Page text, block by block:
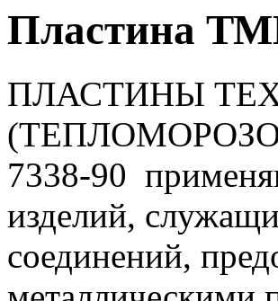
Пластина
ПЛАСТИНЫ
7338-90
изделий,
соединений,